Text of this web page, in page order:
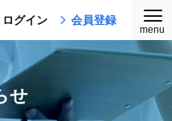
ログイン 会員登録
せ